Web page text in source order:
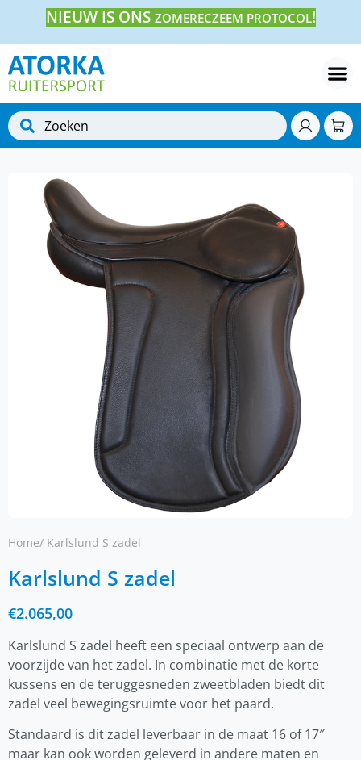
NIEUW IS ONS ZOMERECZEEM PROTOCOL!
Home/ Karlslund S zadel
Karlslund S zadel
€2.065,00
Karlslund S zadel heeft een speciaal ontwerp aan de
voorzijde van het zadel. In combinatie met de korte
kussens en de teruggesneden zweetbladen biedt dit
zadel veel bewegingsruimte voor het paard.
Standaard is dit zadel leverbaar in de maat 16 of 17″
maar kan ook worden geleverd in andere maten en